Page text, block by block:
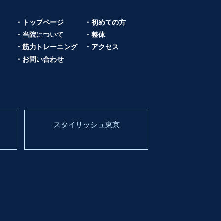
・トップページ
・初めての方
・当院について
・整体
・筋力トレーニング
・アクセス
・お問い合わせ
スタイリッシュ東京